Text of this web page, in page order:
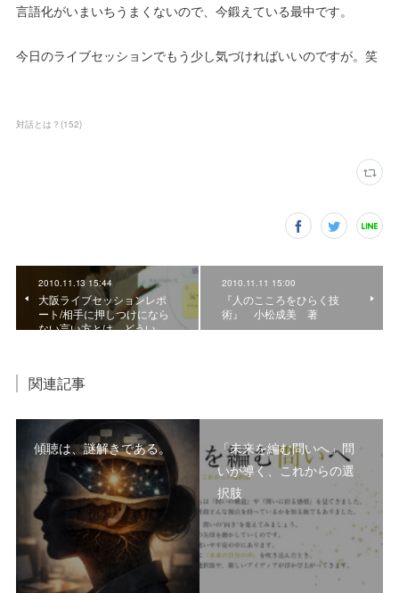
言語化がいまいちうまくないので、今鍛えている最中です。
今日のライブセッションでもう少し気づければいいのですが。笑
対話とは？ (152)
2010.11.13 15:44
大阪ライブセッションレポ
ート/相手に押しつけになら
ない言い方とは、どうい…
2010.11.11 15:00
『人のこころをひらく技
術』 小松成美 著
関連記事
傾聴は、謎解きである。
「未来を編む問いへ」問
いが導く、これからの選
択肢